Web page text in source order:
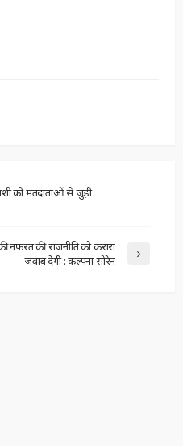
को मतदाताओं से जुड़ी
नफरत की राजनीति को करारा
जवाब देगी : कल्पना सोरेन